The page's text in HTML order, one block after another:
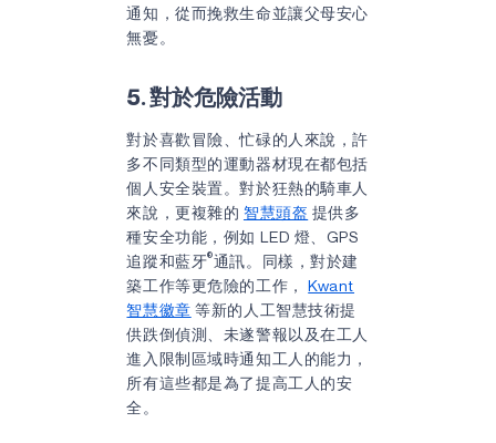
通知，從而挽救生命並讓父母安心
無憂。
5. 對於危險活動
對於喜歡冒險、忙碌的人來說，許
多不同類型的運動器材現在都包括
個人安全裝置。對於狂熱的騎車人
來說，更複雜的 智慧頭盔 提供多
種安全功能，例如 LED 燈、GPS
追蹤和藍牙®通訊。同樣，對於建
築工作等更危險的工作，Kwant
智慧徽章 等新的人工智慧技術提
供跌倒偵測、未遂警報以及在工人
進入限制區域時通知工人的能力，
所有這些都是為了提高工人的安
全。